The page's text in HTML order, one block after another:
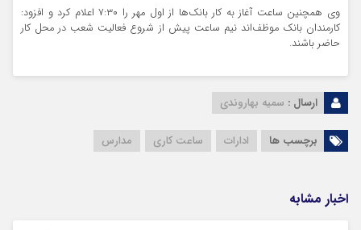
وی همچنین ساعت آغاز به کار بانک‌ها از اول مهر را ۷:۳۰ اعلام کرد و افزود:
کارمندان بانک موظف‌اند نیم ساعت پیش از شروع فعالیت شعب در محل کار
حاضر باشند.
ارسال : سمیه بهاروندی
برچسب ها ادارات ساعت کاری مدارس
اخبار مشابه